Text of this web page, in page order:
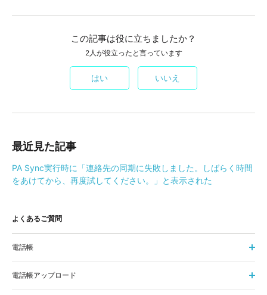
この記事は役に立ちましたか？
2人が役立ったと言っています
はい いいえ
最近見た記事
PA Sync実行時に「連絡先の同期に失敗しました。しばらく時間
をあけてから、再度試してください。」と表示された
よくあるご質問
電話帳
電話帳アップロード